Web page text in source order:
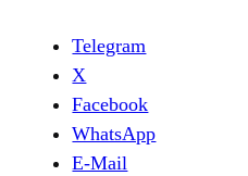
Telegram
X
Facebook
WhatsApp
E-Mail